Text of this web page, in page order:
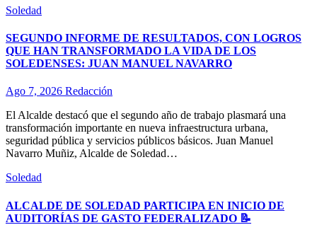
Soledad
SEGUNDO INFORME DE RESULTADOS, CON LOGROS
QUE HAN TRANSFORMADO LA VIDA DE LOS
SOLEDENSES: JUAN MANUEL NAVARRO
Ago 7, 2026 Redacción
El Alcalde destacó que el segundo año de trabajo plasmará una
transformación importante en nueva infraestructura urbana,
seguridad pública y servicios públicos básicos. Juan Manuel
Navarro Muñiz, Alcalde de Soledad…
Soledad
ALCALDE DE SOLEDAD PARTICIPA EN INICIO DE
AUDITORÍAS DE GASTO FEDERALIZADO 📝